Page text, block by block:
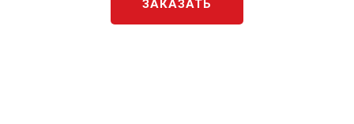
ЗАКАЗАТЬ